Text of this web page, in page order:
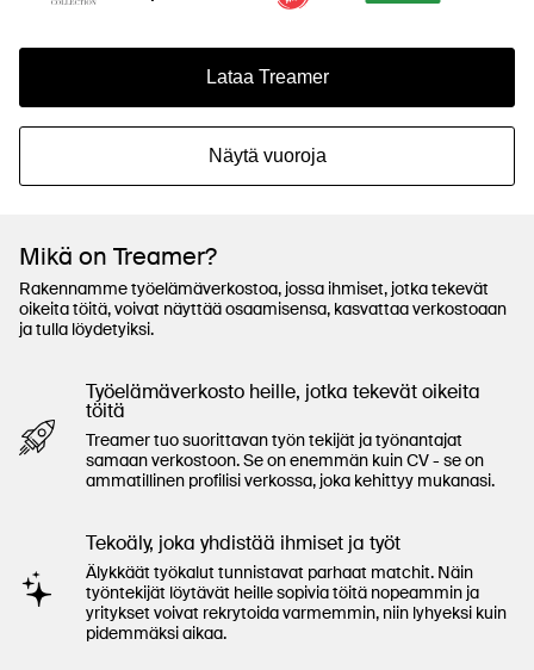
Lataa Treamer
Näytä vuoroja
Mikä on Treamer?
Rakennamme työelämäverkostoa, jossa ihmiset, jotka tekevät
oikeita töitä, voivat näyttää osaamisensa, kasvattaa verkostoaan
ja tulla löydetyiksi.
Työelämäverkosto heille, jotka tekevät oikeita
töitä
Treamer tuo suorittavan työn tekijät ja työnantajat
samaan verkostoon. Se on enemmän kuin CV - se on
ammatillinen profilisi verkossa, joka kehittyy mukanasi.
Tekoäly, joka yhdistää ihmiset ja työt
Älykkäät työkalut tunnistavat parhaat matchit. Näin
työntekijät löytävät heille sopivia töitä nopeammin ja
yritykset voivat rekrytoida varmemmin, niin lyhyeksi kuin
pidemmäksi aikaa.